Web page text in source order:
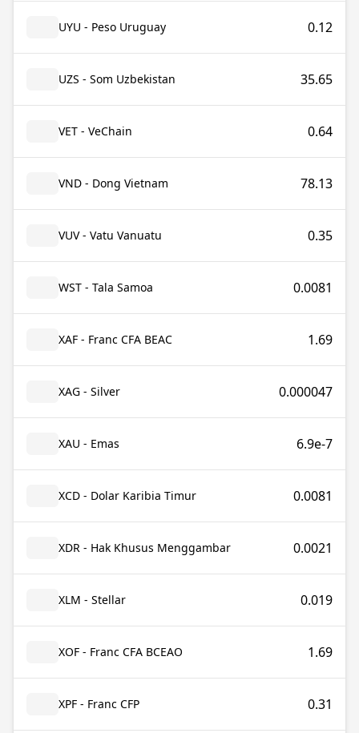
UYU - Peso Uruguay 0.12
UZS - Som Uzbekistan 35.65
VET - VeChain 0.64
VND - Dong Vietnam 78.13
VUV - Vatu Vanuatu 0.35
WST - Tala Samoa 0.0081
XAF - Franc CFA BEAC 1.69
XAG - Silver 0.000047
XAU - Emas 6.9e-7
XCD - Dolar Karibia Timur 0.0081
XDR - Hak Khusus Menggambar 0.0021
XLM - Stellar 0.019
XOF - Franc CFA BCEAO 1.69
XPF - Franc CFP 0.31